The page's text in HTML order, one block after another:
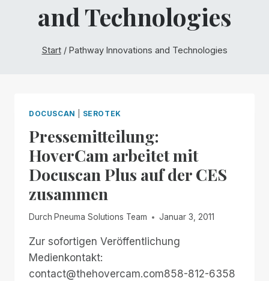
and Technologies
Start / Pathway Innovations and Technologies
DOCUSCAN SEROTEK
Pressemitteilung:
HoverCam arbeitet mit
Docuscan Plus auf der CES
zusammen
Durch Pneuma Solutions Team Januar 3, 2011
Zur sofortigen Veröffentlichung
Medienkontakt:
contact@thehovercam.com858-812-6358